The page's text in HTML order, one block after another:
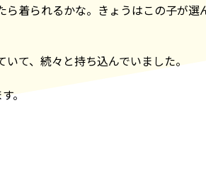
着られるかな。きょうはこの子が選
て、続々と持ち込んでいました。
。